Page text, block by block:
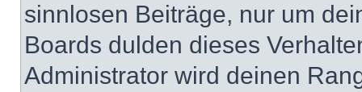
sinnlosen Beiträge, nur um
Boards dulden dieses
Administrator wird deinen